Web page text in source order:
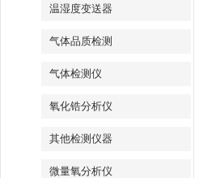
温湿度变送器
气体品质检测
气体检测仪
氧化锆分析仪
其他检测仪器
微量氧分析仪